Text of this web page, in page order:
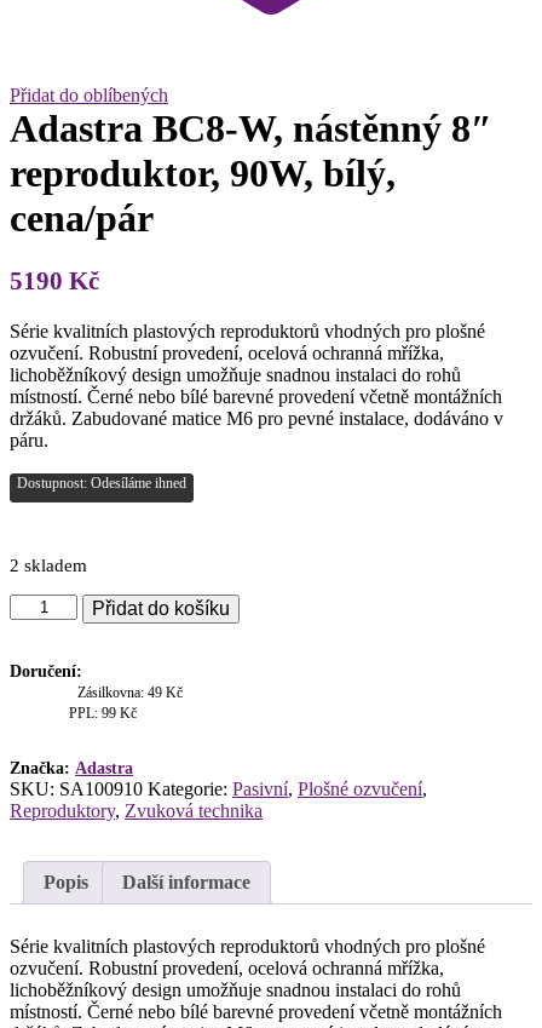
Přidat do oblíbených
Adastra BC8-W, nástěnný 8″
reproduktor, 90W, bílý,
cena/pár
5190 Kč
Série kvalitních plastových reproduktorů vhodných pro plošné
ozvučení. Robustní provedení, ocelová ochranná mřížka,
lichoběžníkový design umožňuje snadnou instalaci do rohů
místností. Černé nebo bílé barevné provedení včetně montážních
držáků. Zabudované matice M6 pro pevné instalace, dodáváno v
páru.
Dostupnost: Odesíláme ihned
2 skladem
Adastra
BC8-
nástěnný
reproduktor,
cena/pár
množství
Přidat do košíku
Doručení:
Zásilkovna: 49 Kč
PPL: 99 Kč
Značka: Adastra
SKU: SA100910 Kategorie: Pasivní, Plošné ozvučení,
Reproduktory, Zvuková technika
Popis Další informace
Série kvalitních plastových reproduktorů vhodných pro plošné
ozvučení. Robustní provedení, ocelová ochranná mřížka,
lichoběžníkový design umožňuje snadnou instalaci do rohů
místností. Černé nebo bílé barevné provedení včetně montážních